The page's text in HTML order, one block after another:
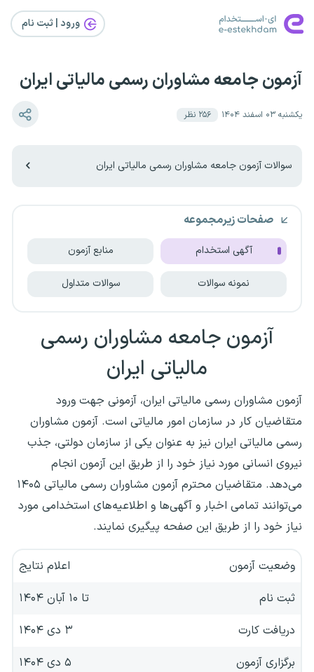
ورود | ثبت‌ نام
آزمون جامعه مشاوران رسمی مالیاتی ایران
یکشنبه ۰۳ اسفند ۱۴۰۴ ۲۵۶ نظر
سوالات آزمون جامعه مشاوران رسمی مالیاتی ایران
صفحات زیرمجموعه
آگهی استخدام منابع آزمون
نمونه سوالات سوالات متداول
آزمون جامعه مشاوران رسمی
مالیاتی ایران
آزمون مشاوران رسمی مالیاتی ایران، آزمونی جهت ورود
متقاضیان کار در سازمان امور مالیاتی است. آزمون مشاوران
رسمی مالیاتی ایران نیز به عنوان یکی از سازمان دولتی، جذب
نیروی انسانی مورد نیاز خود را از طریق این آزمون انجام
می‌دهد. متقاضیان محترم آزمون مشاوران رسمی مالیاتی ۱۴۰۵
می‌توانند تمامی اخبار و آگهی‌ها و اطلاعیه‌های استخدامی مورد
نیاز خود را از طریق این صفحه پیگیری نمایند.
وضعیت آزمون
اعلام نتایج
ثبت نام
تا ۱۰ آبان ۱۴۰۴
دریافت کارت
۳ دی ۱۴۰۴
برگزاری آزمون
۵ دی ۱۴۰۴